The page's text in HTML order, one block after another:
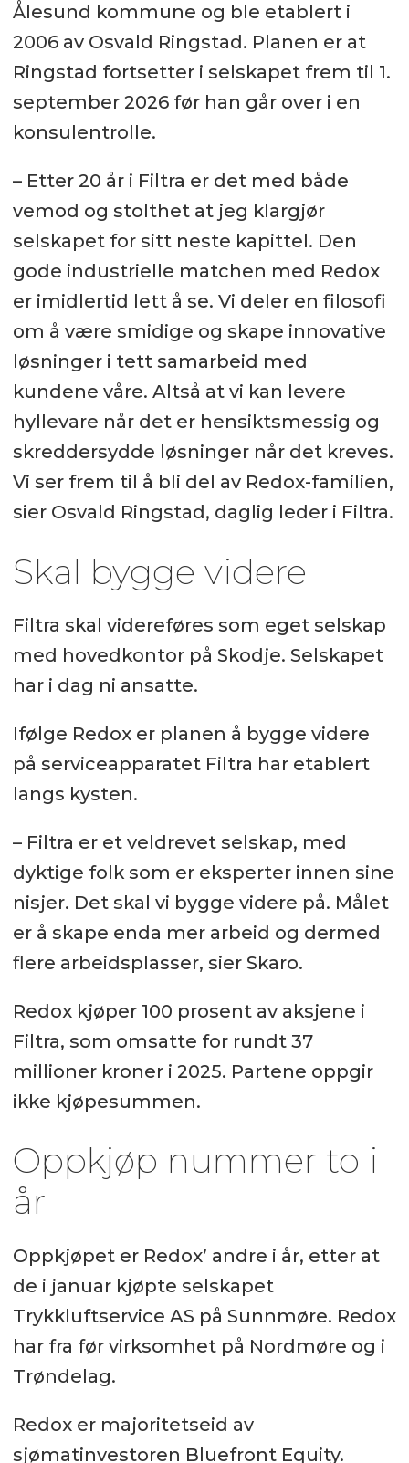
Ålesund kommune og ble etablert i
2006 av Osvald Ringstad. Planen er at
Ringstad fortsetter i selskapet frem til 1.
september 2026 før han går over i en
konsulentrolle.
– Etter 20 år i Filtra er det med både
vemod og stolthet at jeg klargjør
selskapet for sitt neste kapittel. Den
gode industrielle matchen med Redox
er imidlertid lett å se. Vi deler en filosofi
om å være smidige og skape innovative
løsninger i tett samarbeid med
kundene våre. Altså at vi kan levere
hyllevare når det er hensiktsmessig og
skreddersydde løsninger når det kreves.
Vi ser frem til å bli del av Redox-familien,
sier Osvald Ringstad, daglig leder i Filtra.
Skal bygge videre
Filtra skal videreføres som eget selskap
med hovedkontor på Skodje. Selskapet
har i dag ni ansatte.
Ifølge Redox er planen å bygge videre
på serviceapparatet Filtra har etablert
langs kysten.
– Filtra er et veldrevet selskap, med
dyktige folk som er eksperter innen sine
nisjer. Det skal vi bygge videre på. Målet
er å skape enda mer arbeid og dermed
flere arbeidsplasser, sier Skaro.
Redox kjøper 100 prosent av aksjene i
Filtra, som omsatte for rundt 37
millioner kroner i 2025. Partene oppgir
ikke kjøpesummen.
Oppkjøp nummer to i
år
Oppkjøpet er Redox’ andre i år, etter at
de i januar kjøpte selskapet
Trykkluftservice AS på Sunnmøre. Redox
har fra før virksomhet på Nordmøre og i
Trøndelag.
Redox er majoritetseid av
sjømatinvestoren Bluefront Equity.